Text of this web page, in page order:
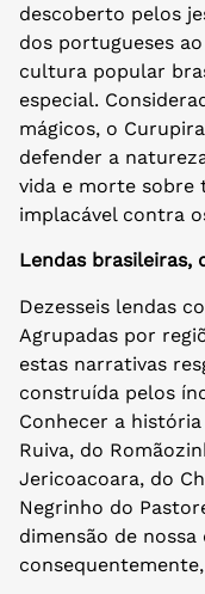
descoberto pelos
dos portugueses
cultura popular
especial.
mágicos, o
defender a
vida e morte sobre
implacável contra
Lendas brasileiras,
Dezesseis lendas
Agrupadas por
estas narrativas
construída pelos
Conhecer a
Ruiva, do
Jericoacoara, do
Negrinho do
dimensão de